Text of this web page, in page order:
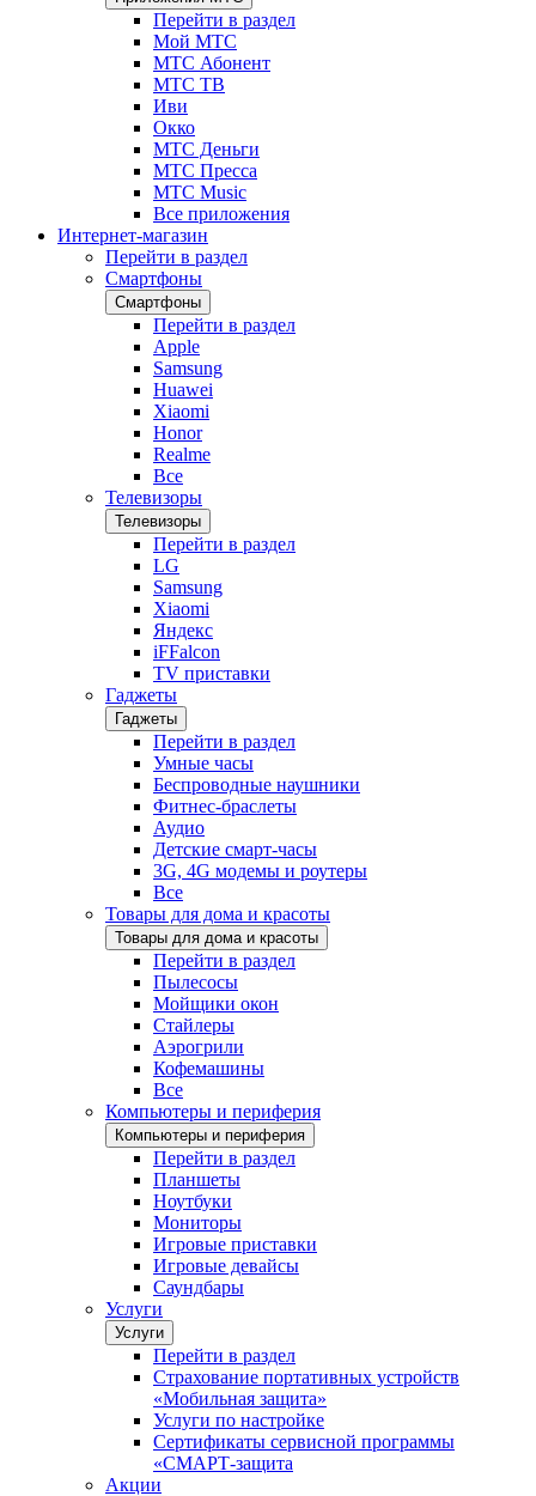
Перейти в раздел
Мой МТС
МТС Абонент
МТС ТВ
Иви
Окко
МТС Деньги
МТС Пресса
МТС Music
Все приложения
Интернет-магазин
Перейти в раздел
Смартфоны
Смартфоны
Перейти в раздел
Apple
Samsung
Huawei
Xiaomi
Honor
Realme
Все
Телевизоры
Телевизоры
Перейти в раздел
LG
Samsung
Xiaomi
Яндекс
iFFalcon
TV приставки
Гаджеты
Гаджеты
Перейти в раздел
Умные часы
Беспроводные наушники
Фитнес-браслеты
Аудио
Детские смарт-часы
3G, 4G модемы и роутеры
Все
Товары для дома и красоты
Товары для дома и красоты
Перейти в раздел
Пылесосы
Мойщики окон
Стайлеры
Аэрогрили
Кофемашины
Все
Компьютеры и периферия
Компьютеры и периферия
Перейти в раздел
Планшеты
Ноутбуки
Мониторы
Игровые приставки
Игровые девайсы
Саундбары
Услуги
Услуги
Перейти в раздел
Страхование портативных устройств
«Мобильная защита»
Услуги по настройке
Сертификаты сервисной программы
«СМАРТ-защита
Акции